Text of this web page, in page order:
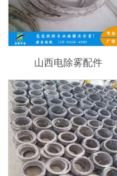
山西电除雾配件